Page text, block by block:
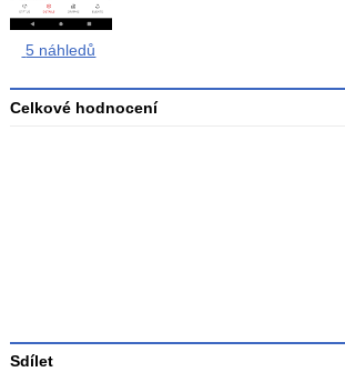
5 náhledů
Celkové hodnocení
Sdílet